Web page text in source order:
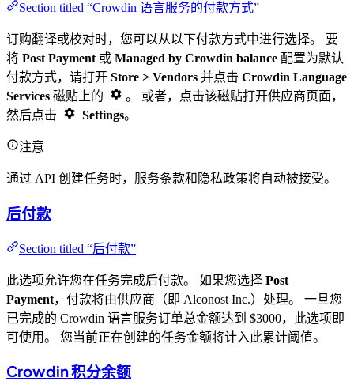
Section titled “Crowdin 语言服务的付款方式”
订购翻译或校对时，您可以从以下付款方式中进行选择。 要
将 Post Payment 或 Managed by Crowdin balance 配置为默认
付款方式，请打开 Store > Vendors 并点击 Crowdin Language
Services 磁贴上的
。 或者，点击该磁贴打开供应商页面，
然后点击
Settings。
注意
通过 API 创建任务时，服务条款和隐私政策将自动被接受。
后付款
Section titled “后付款”
此选项允许您在任务完成后付款。 如果您选择 Post
Payment，付款将由供应商（即 Alconost Inc.）处理。 一旦您
已完成的 Crowdin 语言服务订单总金额达到 $3000，此选项即
可使用。 您当前正在创建的任务金额将计入此累计阈值。
Crowdin 积分余额